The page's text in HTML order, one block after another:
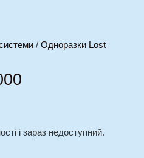
/ Одноразки Lost
і зараз недоступний.